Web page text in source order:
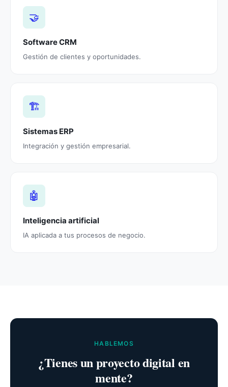
🤝
Software CRM
Gestión de clientes y oportunidades.
🏗️
Sistemas ERP
Integración y gestión empresarial.
🤖
Inteligencia artificial
IA aplicada a tus procesos de negocio.
HABLEMOS
¿Tienes un proyecto digital en
mente?